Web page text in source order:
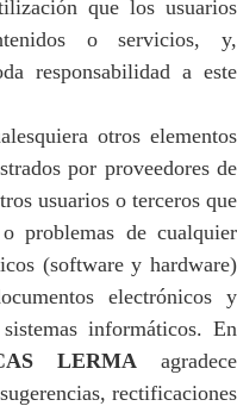
que los usuarios
o servicios, y,
responsabilidad a este
otros elementos
por proveedores de
usuarios o terceros que
problemas de cualquier
(software y hardware)
electrónicos y
informáticos. En
LERMAagradece
rectificaciones